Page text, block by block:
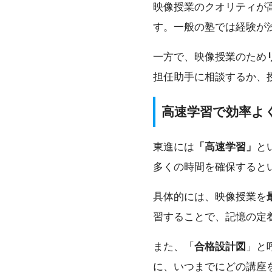
映像授業のクオリティが
す。一般の塾では経験が
一方で、映像授業のため
担任助手に相談するか、
高速学習で効率よ
東進には 「高速学習」
と
多くの時間を確保すると
具体的には、映像授業を
習することで、記憶の定
また、「 合格設計図 」
に、いつまでにどの講座